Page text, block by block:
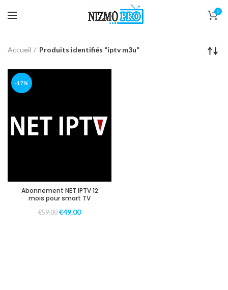
0
Accueil Produits identifiés “iptv m3u”
-17%
Abonnement NET IPTV 12
mois pour smart TV
€59.00 €49.00